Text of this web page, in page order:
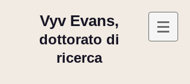
Vyv Evans,
dottorato di
ricerca